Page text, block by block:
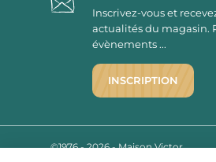
Inscrivez-vous et
actualités du magasin.
évènements ...
INSCRIPTION
©1976 - 2026 - Maison Victor